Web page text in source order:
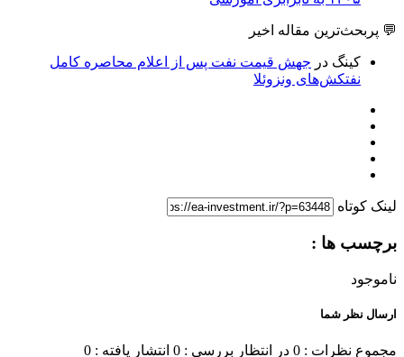
💬 پربحث‌ترین مقاله اخیر
کینگ در جهش قیمت نفت پس از اعلام محاصره کامل
نفتکش‌های ونزوئلا
لینک کوتاه
برچسب ها :
ناموجود
ارسال نظر شما
مجموع نظرات : 0 در انتظار بررسی : 0 انتشار یافته : 0